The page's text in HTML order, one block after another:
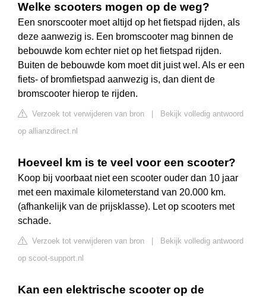
Welke scooters mogen op de weg?
Een snorscooter moet altijd op het fietspad rijden, als
deze aanwezig is. Een bromscooter mag binnen de
bebouwde kom echter niet op het fietspad rijden.
Buiten de bebouwde kom moet dit juist wel. Als er een
fiets- of bromfietspad aanwezig is, dan dient de
bromscooter hierop te rijden.
Verzoek tot verwijderen van bron
Bekijk volledig antwoord
op allianzdirect.nl
Hoeveel km is te veel voor een scooter?
Koop bij voorbaat niet een scooter ouder dan 10 jaar
met een maximale kilometerstand van 20.000 km.
(afhankelijk van de prijsklasse). Let op scooters met
schade.
Verzoek tot verwijderen van bron
Bekijk volledig antwoord
op scoot-support.nl
Kan een elektrische scooter op de